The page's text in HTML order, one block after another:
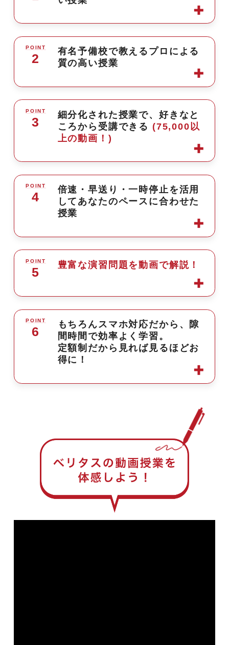
電子黒板で板書のムダを全て排除。
黒板を書き写すことが「勉強」にな
ていませんか？
ベリタスが他社の映像と決定的に異
している点です。
黒板授業であれば書き写さなければ
黒字の部分は最初からテキストに書
いてあるので、
あなたは講師と同じように色ペンで
それに書き込むだけ。
講師の話に集中でき、サクサク学習
を進められるのです。
POINT
2
有名予備校で教えるプロによる
質の高い授業
ホンモノの講義が
あなたの手に。
わかった気になっただけで満足して
本当に理解して解けるようになって
いますか？
経験豊富なベリタスの講師陣は「わ
からせる」だけにとどまらず、
「解けるようにする」ことを使命と
考え、
その信念に基づいて授業をデザイン
しています。
POINT
3
細分化された授業で、好きなと
ころから受講できる (75,000以
上の動画！)
細分化された動画を
必要な箇所だけ。
「わからない箇所なのに説明を飛ば
「わかっている箇所なのにゆっくり
丁寧に説明された。」
そういった経験はないですか？
ベリタスではそのようなことがない
ように動画をできるだけ細分化し、
苦手な箇所や間違った箇所だけ選ん
じっくり学習できるように配慮して
います。
POINT
4
倍速・早送り・一時停止を活用
してあなたのペースに合わせた
授業
倍速プレーヤーが学習をさらに加
速。
ピードに加えて、
1.4倍、1.7倍、そして2.0倍の倍速機
能が搭載されています。
電子黒板を使った内容の濃い授業を
1/2の時間で毎日受講すれば、あっと
POINT
5
豊富な演習問題を動画で解説！
倍速プレーヤーが学習をさらに加
速。
ベリタスのプレーヤーは、通常のス
ピードに加えて、
1.4倍、1.7倍、そして2.0倍の倍速機
電子黒板を使った内容の濃い授業を
1/2の時間で毎日受講すれば、あっと
いう間にライバルに追いつき、
遙か彼方に引き離すことも可能で
す。
POINT
6
もちろんスマホ対応だから、隙
間時間で効率よく学習。
定額制だから見れば見るほどお
得に！
週1日しか練習しないクラブ活動をイ
メージして下さい。
せっかく上達しても翌週には元通り
の実力に戻ってしまいます。
ベリタスでは、週1コマしか進まない